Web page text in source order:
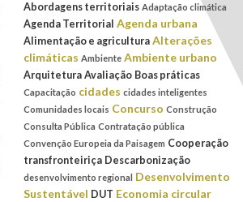
Abordagens territoriais Adaptação climática
Agenda Territorial Agenda urbana
Alimentação e agricultura Alterações
climáticas Ambiente Ambiente urbano
Arquitetura Avaliação Boas práticas
Capacitação cidades cidades inteligentes
Comunidades locais Concurso Construção
Consulta Pública Contratação pública
Convenção Europeia da Paisagem Cooperação
transfronteiriça Descarbonização
desenvolvimento regional Desenvolvimento
Sustentável DUT Economia circular